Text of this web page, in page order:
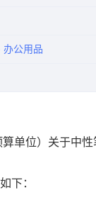
办公用品
单位）关于中
下：